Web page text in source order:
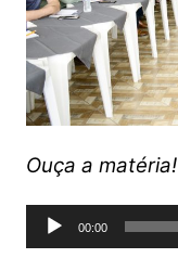
Ouça a matéria!
Tocador
de
00:00